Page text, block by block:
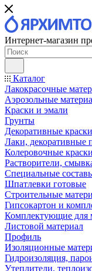
Интернет-магазин
Каталог
Лакокрасочные
Аэрозольные
Краски и эмали
Грунты
Декоративные
Лаки, декоративные
Колеровочные
Растворители,
Специальные
Шпатлевки готовые
Строительные
Гипсокартон и
Комплектующие для
Листовой материал
Профиль
Изоляционные
Гидроизоляция,
Утеплители,